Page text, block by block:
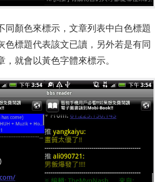
同顏色來標示，文章列表中白色標題
色標題代表該文已讀，另外若是有同
，就會以黃色字體來標示。